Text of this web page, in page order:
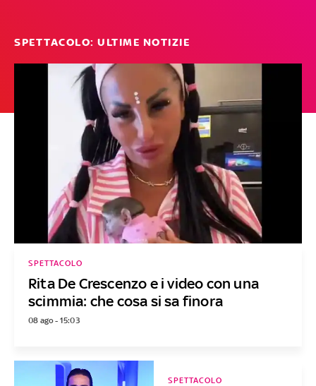
SPETTACOLO: ULTIME NOTIZIE
Rita De Crescenzo e i video con una
scimmia: che cosa si sa finora
SPETTACOLO
08 ago - 15:03
SPETTACOLO